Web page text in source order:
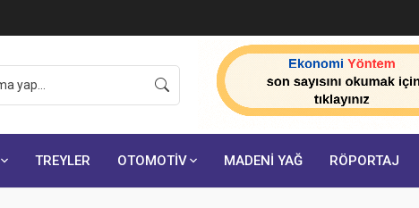
açıkladı:
TREYLER OTOMOTİV MADENİ YAĞ RÖPORTAJ